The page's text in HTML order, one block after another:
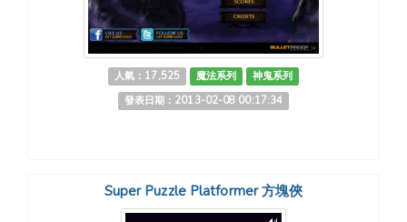
人氣：17,525 魔法系列
神鬼系列
發表日期：2013-02-08 00:17:34
Super Puzzle Platformer 方塊俠